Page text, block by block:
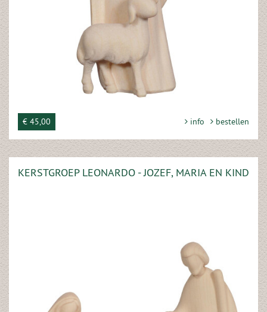
€ 45,00 info bestellen
KERSTGROEP LEONARDO - JOZEF, MARIA EN KIND